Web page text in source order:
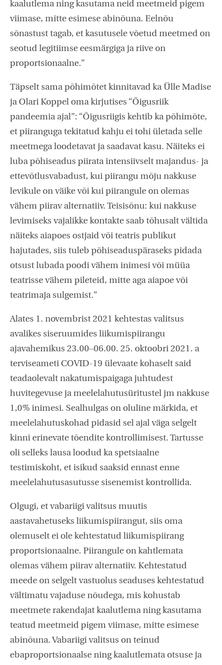
kaalutlema ning kasutama neid meetmeid pigem
viimase, mitte esimese abinõuna. Eelnõu
sõnastust tagab, et kasutusele võetud meetmed on
seotud legitiimse eesmärgiga ja riive on
proportsionaalne.”
Täpselt sama põhimõtet kinnitavad ka Ülle Madise
ja Olari Koppel oma kirjutises “Õigusriik
pandeemia ajal”: “Õigusriigis kehtib ka põhimõte,
et piiranguga tekitatud kahju ei tohi ületada selle
meetmega loodetavat ja saadavat kasu. Näiteks ei
luba põhiseadus piirata intensiivselt majandus- ja
ettevõtlusvabadust, kui piirangu mõju nakkuse
levikule on väike või kui piirangule on olemas
vähem piirav alternatiiv. Teisisõnu: kui nakkuse
levimiseks vajalikke kontakte saab tõhusalt vältida
näiteks aiapoes ostjaid või teatris publikut
hajutades, siis tuleb põhiseaduspäraseks pidada
otsust lubada poodi vähem inimesi või müüa
teatrisse vähem pileteid, mitte aga aiapoe või
teatrimaja sulgemist.”
Alates 1. novembrist 2021 kehtestas valitsus
avalikes siseruumides liikumispiirangu
ajavahemikus 23.00–06.00. 25. oktoobri 2021. a
terviseameti COVID-19 ülevaate kohaselt said
teadaolevalt nakatumispaigaga juhtudest
huvitegevuse ja meelelahutusüritustel jm nakkuse
1,0% inimesi. Sealhulgas on oluline märkida, et
meelelahutuskohad pidasid sel ajal väga selgelt
kinni erinevate tõendite kontrollimisest. Tartusse
oli selleks lausa loodud ka spetsiaalne
testimiskoht, et isikud saaksid ennast enne
meelelahutusasutusse sisenemist kontrollida.
Olgugi, et vabariigi valitsus muutis
aastavahetuseks liikumispiirangut, siis oma
olemuselt ei ole kehtestatud liikumispiirang
proportsionaalne. Piirangule on kahtlemata
olemas vähem piirav alternatiiv. Kehtestatud
meede on selgelt vastuolus seaduses kehtestatud
vältimatu vajaduse nõudega, mis kohustab
meetmete rakendajat kaalutlema ning kasutama
teatud meetmeid pigem viimase, mitte esimese
abinõuna. Vabariigi valitsus on teinud
ebaproportsionaalse ning kaalutlemata otsuse ja